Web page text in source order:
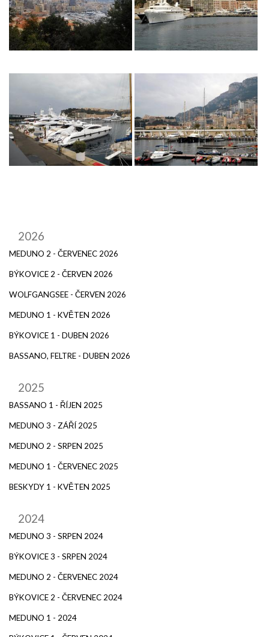
2026
MEDUNO 2 - ČERVENEC 2026
BÝKOVICE 2 - ČERVEN 2026
WOLFGANGSEE - ČERVEN 2026
MEDUNO 1 - KVĚTEN 2026
BÝKOVICE 1 - DUBEN 2026
BASSANO, FELTRE - DUBEN 2026
2025
BASSANO 1 - ŘÍJEN 2025
MEDUNO 3 - ZÁŘÍ 2025
MEDUNO 2 - SRPEN 2025
MEDUNO 1 - ČERVENEC 2025
BESKYDY 1 - KVĚTEN 2025
2024
MEDUNO 3 - SRPEN 2024
BÝKOVICE 3 - SRPEN 2024
MEDUNO 2 - ČERVENEC 2024
BÝKOVICE 2 - ČERVENEC 2024
MEDUNO 1 - 2024